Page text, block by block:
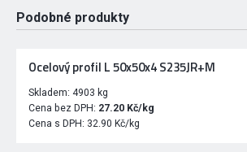
Podobné produkty
Ocelový profil L 50x50x4 S235JR+M
Skladem: 4903 kg
Cena bez DPH: 27.20 Kč/kg
Cena s DPH: 32.90 Kč/kg